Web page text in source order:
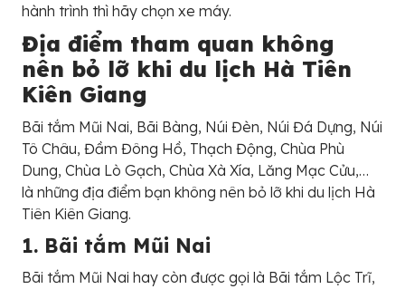
hành trình thì hãy chọn xe máy.
Địa điểm tham quan không
nên bỏ lỡ khi du lịch Hà Tiên
Kiên Giang
Bãi tắm Mũi Nai, Bãi Bàng, Núi Đèn, Núi Đá Dựng, Núi
Tô Châu, Đầm Đông Hồ, Thạch Động, Chùa Phù
Dung, Chùa Lò Gạch, Chùa Xà Xía, Lăng Mạc Cửu,…
là những địa điểm bạn không nên bỏ lỡ khi du lịch Hà
Tiên Kiên Giang.
1. Bãi tắm Mũi Nai
Bãi tắm Mũi Nai hay còn được gọi là Bãi tắm Lộc Trĩ,